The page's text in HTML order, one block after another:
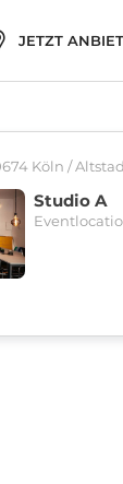
JETZT
Köln /
Studio A